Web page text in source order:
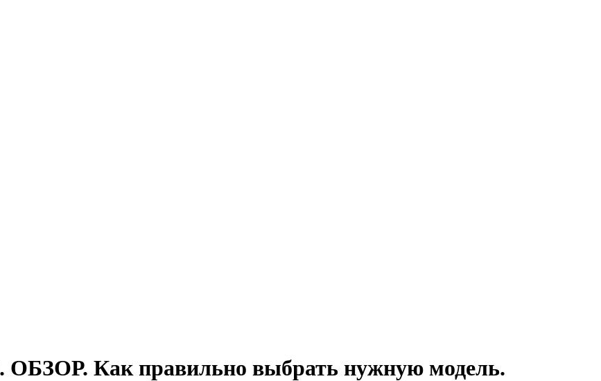
Как правильно выбрать нужную модель.